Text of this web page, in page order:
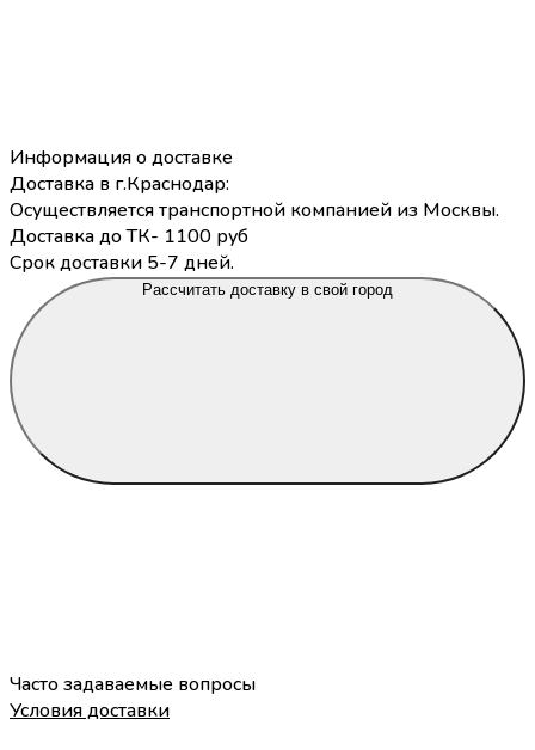
Информация о доставке
Доставка в г.Краснодар:
Осуществляется транспортной компанией из Москвы.
Доставка до ТК- 1100 руб
Срок доставки 5-7 дней.
Рассчитать доставку в свой город
Часто задаваемые вопросы
Условия доставки